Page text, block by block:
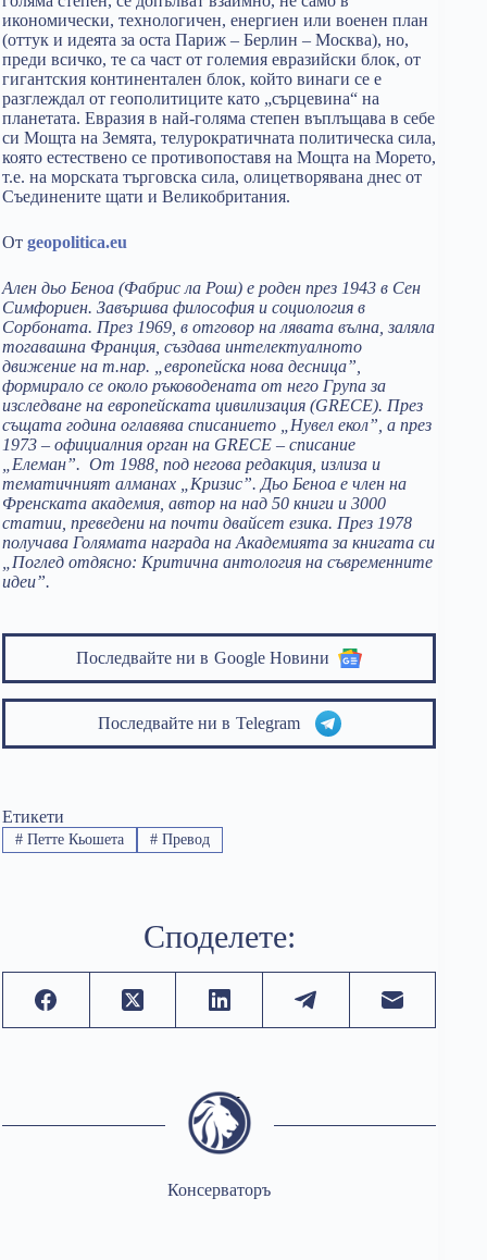
икономически, технологичен, енергиен или военен план
(оттук и идеята за оста Париж – Берлин – Москва), но,
преди всичко, те са част от големия евразийски блок, от
гигантския континентален блок, който винаги се е
разглеждал от геополитиците като „сърцевина“ на
планетата. Евразия в най-голяма степен въплъщава в себе
си Мощта на Земята, телурократичната политическа сила,
която естествено се противопоставя на Мощта на Морето,
т.е. на морската търговска сила, олицетворявана днес от
Съединените щати и Великобритания.
От geopolitica.eu
Ален дьо Беноа (Фабрис ла Рош) е роден през 1943 в Сен
Симфориен. Завършва философия и социология в
Сорбоната. През 1969, в отговор на лявата вълна, заляла
тогавашна Франция, създава интелектуалното
движение на т.нар. „европейска нова десница”,
формирало се около ръководената от него Група за
изследване на европейската цивилизация (GRECE). През
същата година оглавява списанието „Нувел екол”, а през
1973 – официалния орган на GRECE – списание
„Елеман”. От 1988, под негова редакция, излиза и
тематичният алманах „Кризис”. Дьо Беноа е член на
Френската академия, автор на над 50 книги и 3000
статии, преведени на почти двайсет езика. През 1978
получава Голямата награда на Академията за книгата си
„Поглед отдясно: Критична антология на съвременните
идеи”.
Последвайте ни в Google Новини
Последвайте ни в Telegram
Етикети
#Петте Кьошета #Превод
Споделете:
Консерваторъ